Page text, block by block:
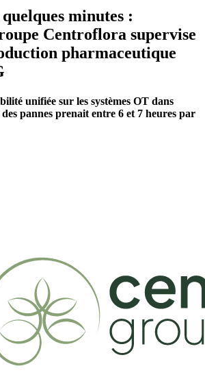
minutes :
Centroflora supervise
pharmaceutique
unifiée sur les systèmes OT dans
pannes prenait entre 6 et 7 heures par